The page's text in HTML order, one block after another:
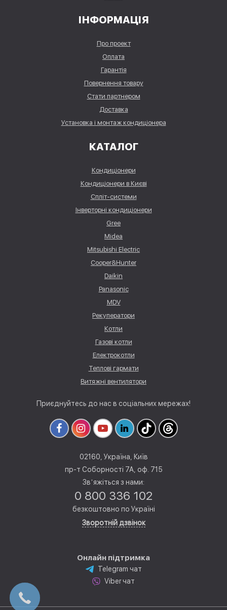
ІНФОРМАЦІЯ
Про проект
Оплата
Гарантія
Повернення товару
Стати партнером
Доставка
Установка і монтаж кондиціонера
КАТАЛОГ
Кондиціонери
Кондиціонери в Києві
Спліт-системи
Інверторні кондиціонери
Gree
Midea
Mitsubishi Electric
Cooper&Hunter
Daikin
Panasonic
MDV
Рекуператори
Котли
Газові котли
Електрокотли
Теплові гармати
Витяжні вентилятори
Приєднуйтесь до нас в соціальних мережах!
02160, Україна, Київ
пр-т Соборності 7А, оф. 715
Звʼяжіться з нами:
0 800 336 102
безкоштовно по Україні
Зворотній дзвінок
Онлайн підтримка
Telegram чат
Viber чат